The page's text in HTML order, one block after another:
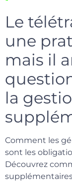
Le
une
mais il
la
Comment les
sont les
Découvrez